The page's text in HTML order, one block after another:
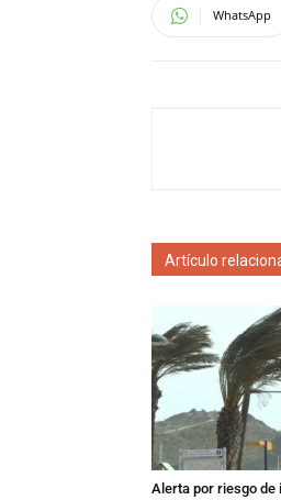
WhatsApp
Artículo
Alerta por riesgo de